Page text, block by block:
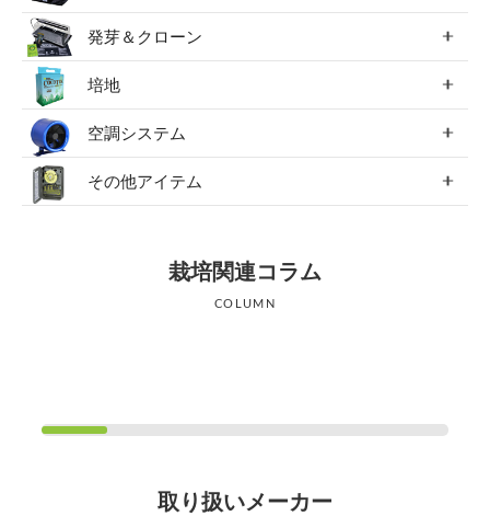
発芽＆クローン
培地
空調システム
その他アイテム
栽培関連コラム
COLUMN
取り扱いメーカー